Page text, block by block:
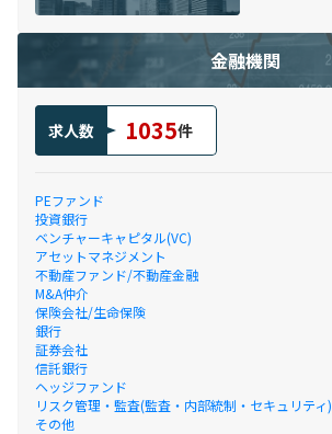
金融機関
求人数 1035件
PEファンド
投資銀行
ベンチャーキャピタル(VC)
アセットマネジメント
不動産ファンド/不動産金融
M&A仲介
保険会社/生命保険
銀行
証券会社
信託銀行
ヘッジファンド
リスク管理・監査(監査・内部統制・セキュリティ)
その他